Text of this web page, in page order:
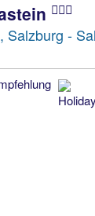
Salzburg -